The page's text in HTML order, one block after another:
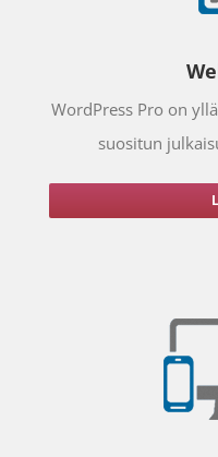
WordPress Pro on
suositun